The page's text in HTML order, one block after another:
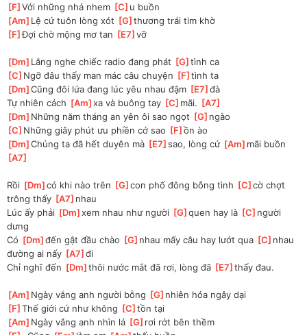
[F ]
Với những nhá nhem [C ]u buồn
[Am ]Lệ cứ tuôn lòng xót [G ]thương trái tim khờ
[F ]
Đợi chờ mộng mơ tan [E7 ]
vỡ
[Dm ]Lắng nghe chiếc radio đang phát [G ]tình ca
[C ]Ngỡ đâu thấy man mác câu chuyện [F ]tình ta
[Dm ]
Cũng đôi lứa đang lúc yêu nhau đậm [E7 ]
đà
Tự nhiên cách [Am ]
xa và buông tay [C ]mãi. [A7
[Dm ]Những năm tháng an yên ôi sao ngọt [G ]ngào
[C ]Những giây phút ưu phiền cớ sao [F ]
ồn ào
[Dm ]
Chúng ta đã hết duyên mà [E7 ]
sao, lòng cứ [Am ]mãi buồn
A7
Rồi [Dm ]
có khi nào trên [G ]
con phố đông bỗng tình [C ]
cờ chợt
trông thấy [A7 ]nhau
Lúc ấy phải [Dm ]
xem nhau như người [G ]
quen hay là [C ]người
dưng
Có [Dm ]
đến gật đầu chào [G ]nhau mấy câu hay lướt qua [C ]nhau
đường ai nấy [A7 ]
đi
Chỉ nghĩ đến [Dm ]thôi nước mắt đã rơi, lòng đã [E7 ]thấy đau.
[Am ]Ngày vắng anh người bỗng [G ]nhiên hóa ngây dại
[F ]
Thế giới cứ như không [C ]tồn tại
[Am ]Ngày vắng anh nhìn lá [G ]rơi rớt bên thềm